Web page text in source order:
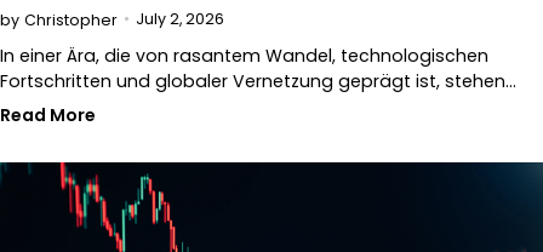
by Christopher July 2, 2026
In einer Ära, die von rasantem Wandel, technologischen
Fortschritten und globaler Vernetzung geprägt ist, stehen…
Read More